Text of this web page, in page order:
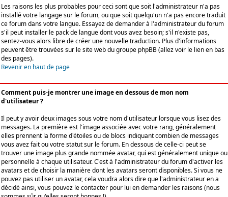
Les raisons les plus probables pour ceci sont que soit l'administrateur n'a pas
installé votre langage sur le forum, ou que soit quelqu'un n'a pas encore traduit
ce forum dans votre langue. Essayez de demander à l'administrateur du forum
s'il peut installer le pack de langue dont vous avez besoin; s'il n'existe pas,
sentez-vous alors libre de créer une nouvelle traduction. Plus d'informations
peuvent être trouvées sur le site web du groupe phpBB (allez voir le lien en bas
des pages).
Revenir en haut de page
Comment puis-je montrer une image en dessous de mon nom
d'utilisateur ?
Il peut y avoir deux images sous votre nom d'utilisateur lorsque vous lisez des
messages. La première est l'image associée avec votre rang, généralement
elles prennent la forme d'étoiles ou de blocs indiquant combien de messages
vous avez fait ou votre statut sur le forum. En dessous de celle-ci peut se
trouver une image plus grande nommée avatar, qui est généralement unique ou
personnelle à chaque utilisateur. C'est à l'administrateur du forum d'activer les
avatars et de choisir la manière dont les avatars seront disponibles. Si vous ne
pouvez pas utiliser un avatar, cela voudra alors dire que l'administrateur en a
décidé ainsi, vous pouvez le contacter pour lui en demander les raisons (nous